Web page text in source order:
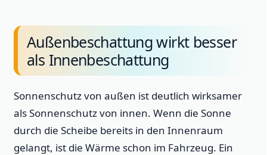
Außenbeschattung wirkt besser
als Innenbeschattung
Sonnenschutz von außen ist deutlich wirksamer
als Sonnenschutz von innen. Wenn die Sonne
durch die Scheibe bereits in den Innenraum
gelangt, ist die Wärme schon im Fahrzeug. Ein